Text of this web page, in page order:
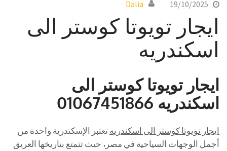
19/10/2025
Dalia
ايجار تويوتا كوستر الى
اسكندريه
ايجار تويوتا كوستر الى
اسكندريه 01067451866
ايجار تويوتا كوستر الى اسكندريهتعتبر الإسكندرية واحدة من
أجمل الوجهات السياحية في مصر، حيث تتمتع بتاريخها العريق